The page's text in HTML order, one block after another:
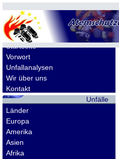
Allgemeines
Startseite
Vorwort
Unfallanalysen
Wir über uns
Kontakt
Unfälle
Länder
Europa
Amerika
Asien
Afrika